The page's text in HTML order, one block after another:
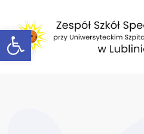
Open toolbar